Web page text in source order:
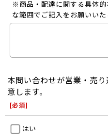
※商品・配達に関する具体
な範囲でご記入をお願いいた
本問い合わせが営業・売
意します。
[必須]
はい